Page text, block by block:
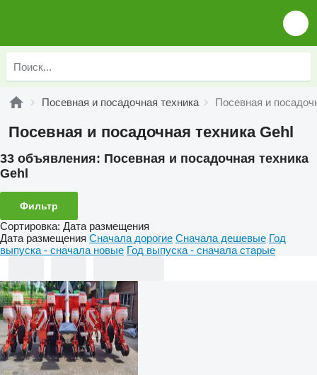
Посевная и посадочная техника Посевная и
Посевная и посадочная техника Gehl
33 объявления: Посевная и посадочная техника
Gehl
Фильтр
Сортировка: Дата размещения
Дата размещения Сначала дорогие Сначала дешевые Год
выпуска - сначала новые Год выпуска - сначала старые